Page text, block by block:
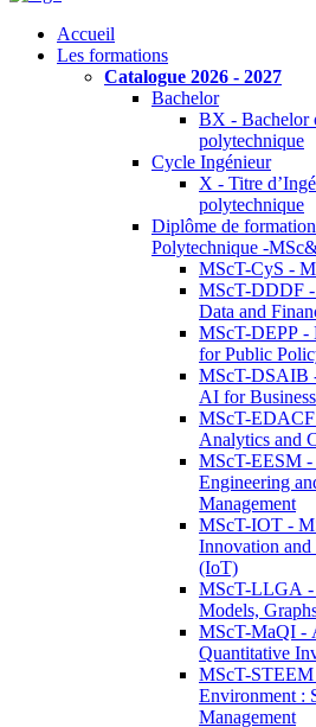
Accueil
Les formations
Catalogue 2026 - 2027
Bachelor
BX - Bachelor
polytechnique
Cycle Ingénieur
X - Titre
polytechnique
Diplôme de
Polytechnique -
MScT-CyS -
MScT-DDDF
Data and
MScT-DEPP -
for Public
MScT-DSAIB
AI for Business
MScT-EDACF
Analytics and
MScT-EESM -
Engineering
Management
MScT-IOT -
Innovation and
(IoT)
MScT-LLGA -
Models,
MScT-MaQI -
Quantitative
MScT-
Environment :
Management